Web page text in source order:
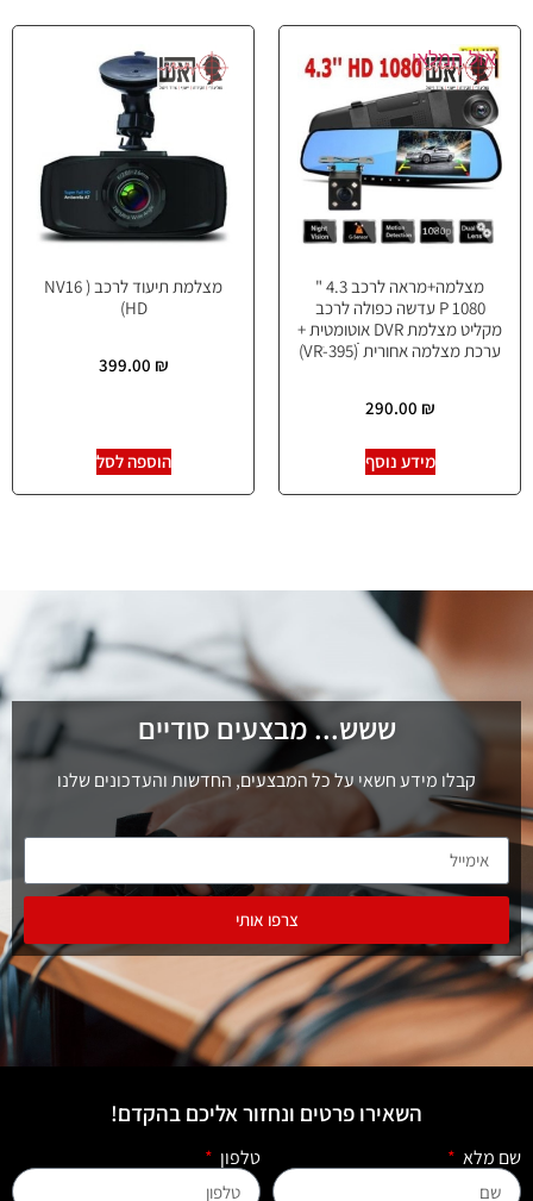
אזל המלאי
מצלמה+מראה לרכב 4.3 "
1080 P עדשה כפולה לרכב
מקליט מצלמת DVR אוטומטית +
ערכת מצלמה אחורית ׁׁ(395-VRׂ)
290.00 ₪
מידע נוסף
מצלמת תיעוד לרכב ( NV16
HD)
399.00 ₪
הוספה לסל
ששש... מבצעים סודיים
קבלו מידע חשאי על כל המבצעים, החדשות והעדכונים שלנו
צרפו אותי
השאירו פרטים ונחזור אליכם בהקדם!
שם מלא טלפון